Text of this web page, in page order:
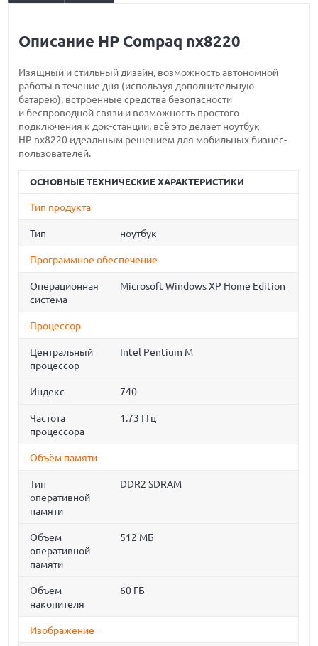
Описание HP Compaq nx8220
Изящный и стильный дизайн, возможность автономной
работы в течение дня (используя дополнительную
батарею), встроенные средства безопасности
и беспроводной связи и возможность простого
подключения к док-станции, всё это делает ноутбук
HP nx8220 идеальным решением для мобильных бизнес-
пользователей.
ОСНОВНЫЕ ТЕХНИЧЕСКИЕ ХАРАКТЕРИСТИКИ
Тип продукта
Тип ноутбук
Программное обеспечение
Операционная
система
Microsoft Windows XP Home Edition
Процессор
Центральный
процессор
Intel Pentium M
Индекс 740
Частота
процессора
1.73 ГГц
Объём памяти
Тип
оперативной
памяти
DDR2 SDRAM
Объем
оперативной
памяти
512 МБ
Объем
накопителя
60 ГБ
Изображение